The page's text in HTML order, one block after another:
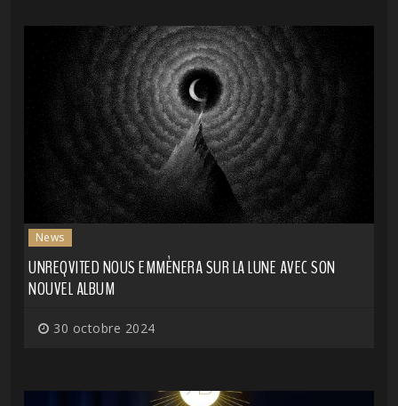
News
UNREQVITED NOUS EMMÈNERA SUR LA LUNE AVEC SON
NOUVEL ALBUM
30 octobre 2024